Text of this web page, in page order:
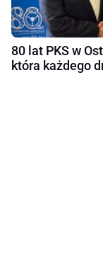
80 lat PKS w
która każdego